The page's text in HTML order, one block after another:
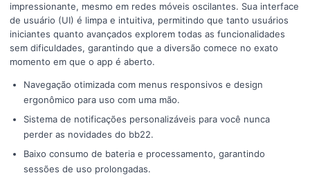
impressionante, mesmo em redes móveis oscilantes. Sua interface
de usuário (UI) é limpa e intuitiva, permitindo que tanto usuários
iniciantes quanto avançados explorem todas as funcionalidades
sem dificuldades, garantindo que a diversão comece no exato
momento em que o app é aberto.
Navegação otimizada com menus responsivos e design
ergonômico para uso com uma mão.
Sistema de notificações personalizáveis para você nunca
perder as novidades do bb22.
Baixo consumo de bateria e processamento, garantindo
sessões de uso prolongadas.